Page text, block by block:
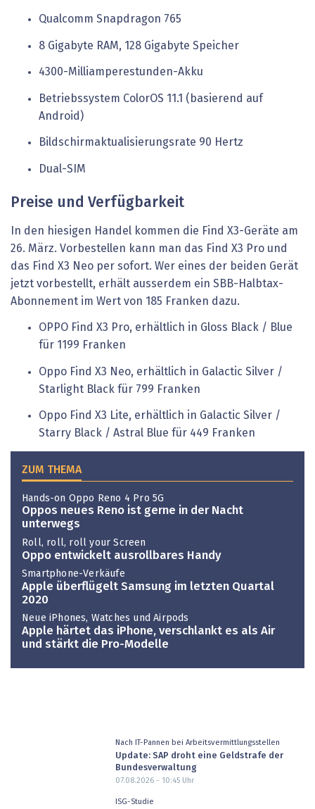
Qualcomm Snapdragon 765
8 Gigabyte RAM, 128 Gigabyte Speicher
4300-Milliamperestunden-Akku
Betriebssystem ColorOS 11.1 (basierend auf
Android)
Bildschirmaktualisierungsrate 90 Hertz
Dual-SIM
Preise und Verfügbarkeit
In den hiesigen Handel kommen die Find X3-Geräte am
26. März. Vorbestellen kann man das Find X3 Pro und
das Find X3 Neo per sofort. Wer eines der beiden Gerät
jetzt vorbestellt, erhält ausserdem ein SBB-Halbtax-
Abonnement im Wert von 185 Franken dazu.
OPPO Find X3 Pro, erhältlich in Gloss Black / Blue
für 1199 Franken
Oppo Find X3 Neo, erhältlich in Galactic Silver /
Starlight Black für 799 Franken
Oppo Find X3 Lite, erhältlich in Galactic Silver /
Starry Black / Astral Blue für 449 Franken
ZUM THEMA
Hands-on Oppo Reno 4 Pro 5G
Oppos neues Reno ist gerne in der Nacht
unterwegs
Roll, roll, roll your Screen
Oppo entwickelt ausrollbares Handy
Smartphone-Verkäufe
Apple überflügelt Samsung im letzten Quartal
2020
Neue iPhones, Watches und Airpods
Apple härtet das iPhone, verschlankt es als Air
und stärkt die Pro-Modelle
Nach IT-Pannen bei Arbeitsvermittlungsstellen
Update: SAP droht eine Geldstrafe der
Bundesverwaltung
07.08.2026 - 10:45Uhr
ISG-Studie